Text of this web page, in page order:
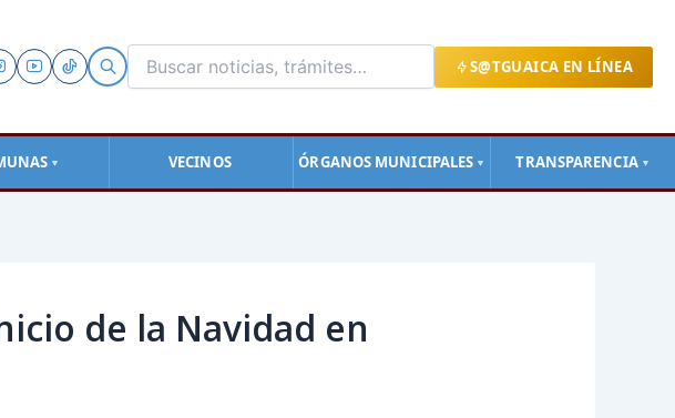
S@TGUAICA EN LÍNEA
▼ VECINOS ÓRGANOS MUNICIPALES ▼ TRANSPARENCIA ▼
de la Navidad en